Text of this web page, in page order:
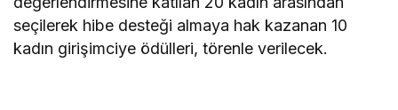
seçilerek hibe desteği almaya hak kazanan 10
kadın girişimciye ödülleri, törenle verilecek.